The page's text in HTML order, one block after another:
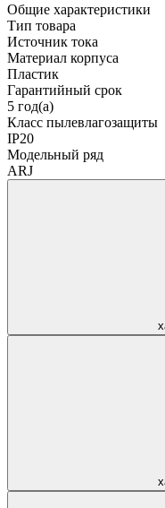
Общие характеристики
Тип товара
Источник тока
Материал корпуса
Пластик
Гарантийный срок
5 год(а)
Класс пылевлагозащиты
IP20
Модельный ряд
ARJ